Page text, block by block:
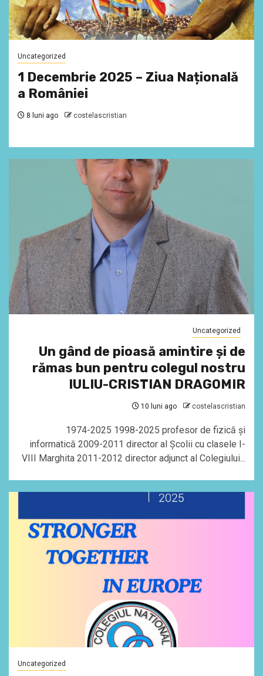
Uncategorized
1 Decembrie 2025 – Ziua Națională
a României
8 luni ago costelascristian
Uncategorized
Un gând de pioasă amintire și de
rămas bun pentru colegul nostru
IULIU-CRISTIAN DRAGOMIR
10 luni ago costelascristian
1974-2025 1998-2025 profesor de fizică și
informatică 2009-2011 director al Școlii cu clasele I-
VIII Marghita 2011-2012 director adjunct al Colegiului...
Uncategorized